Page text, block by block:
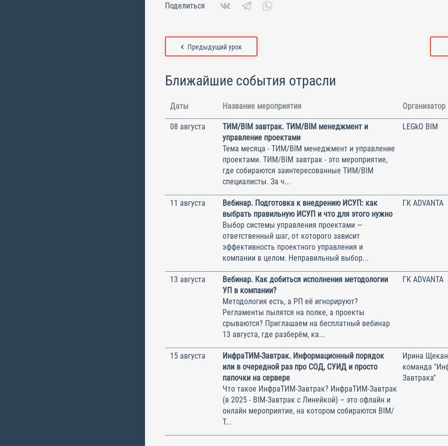
Поделиться
Предыдущий урок
Ближайшие события отрасли
Даты Название мероприятия Организатор
08 августа
ТИМ/BIM завтрак. ТИМ/BIM менеджмент и
управление проектами
Тема месяца - ТИМ/BIM менеджмент и управление
проектами. ТИМ/BIM завтрак - это мероприятие,
где собираются заинтересованные ТИМ/BIM
специалисты. За ч...
LEGkO BIM
11 августа
Вебинар. Подготовка к внедрению ИСУП: как
выбрать правильную ИСУП и что для этого нужно
Выбор системы управления проектами —
ответственный шаг, от которого зависит
эффективность проектного управления и
компании в целом. Неправильный выбор...
ГК ADVANTA
13 августа
Вебинар. Как добиться исполнения методологии
УП в компании?
Методология есть, а РП её игнорируют?
Регламенты пылятся на полке, а проекты
срываются? Приглашаем на бесплатный вебинар
13 августа, где разберём, ка...
ГК ADVANTA
15 августа
ИнфраТИМ-Завтрак. Информационный порядок
или в очередной раз про СОД, СУИД и просто
папочки на сервере
Что такое ИнфраТИМ-Завтрак? ИнфраТИМ-Завтрак
(в 2025 - BIM-Завтрак с Линейкой) – это офлайн и
онлайн мероприятие, на котором собираются BIM/
Т...
Ирина
команда
Завтрака"